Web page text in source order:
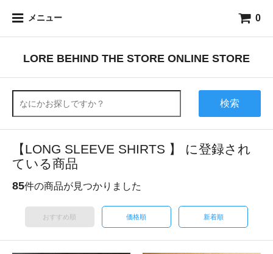
メニュー 0
LORE BEHIND THE STORE ONLINE STORE
検索
【LONG SLEEVE SHIRTS 】 に登録され
ている商品
85件の商品が見つかりました
おすすめ順 価格順 新着順